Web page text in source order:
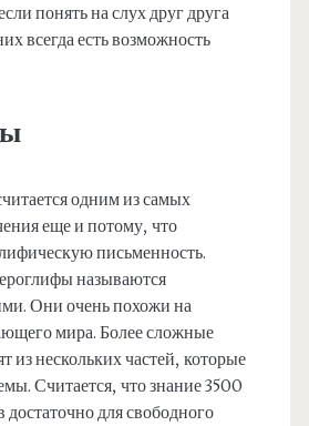
понять на слух друг друга
всегда есть возможность
одним из самых
еще и потому, что
письменность.
называются
Они очень похожи на
мира. Более сложные
из нескольких частей, которые
Считается, что знание 3500
для свободного